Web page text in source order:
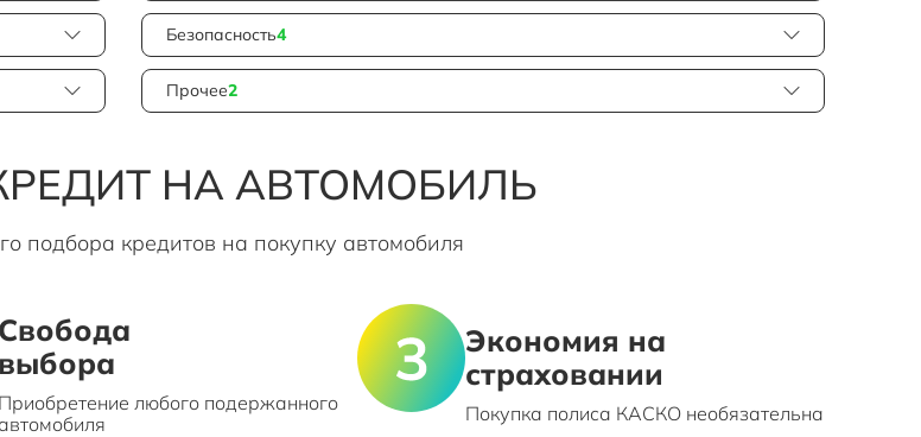
Безопасность4
Прочее2
НА АВТОМОБИЛЬ
подбора кредитов на покупку автомобиля
Свобода
выбора
Приобретение любого подержанного
автомобиля
Экономия на
страховании
Покупка полиса КАСКО необязательна